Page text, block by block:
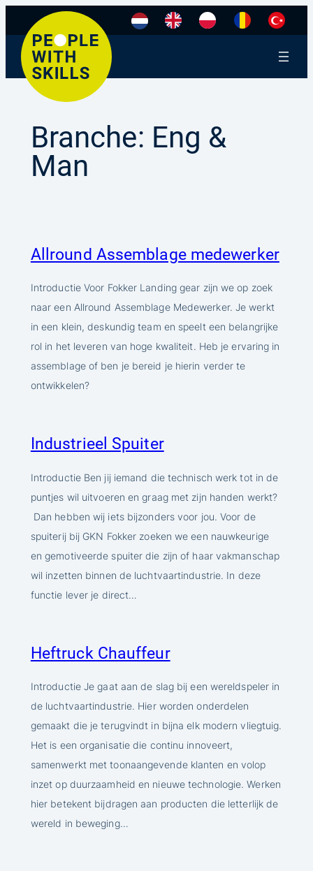
naar
inhoud
Branche: Eng &
Man
Allround Assemblage medewerker
Introductie Voor Fokker Landing gear zijn we op zoek
naar een Allround Assemblage Medewerker. Je werkt
in een klein, deskundig team en speelt een belangrijke
rol in het leveren van hoge kwaliteit. Heb je ervaring in
assemblage of ben je bereid je hierin verder te
ontwikkelen?
Industrieel Spuiter
Introductie Ben jij iemand die technisch werk tot in de
puntjes wil uitvoeren en graag met zijn handen werkt?
Dan hebben wij iets bijzonders voor jou. Voor de
spuiterij bij GKN Fokker zoeken we een nauwkeurige
en gemotiveerde spuiter die zijn of haar vakmanschap
wil inzetten binnen de luchtvaartindustrie. In deze
functie lever je direct…
Heftruck Chauffeur
Introductie Je gaat aan de slag bij een wereldspeler in
de luchtvaartindustrie. Hier worden onderdelen
gemaakt die je terugvindt in bijna elk modern vliegtuig.
Het is een organisatie die continu innoveert,
samenwerkt met toonaangevende klanten en volop
inzet op duurzaamheid en nieuwe technologie. Werken
hier betekent bijdragen aan producten die letterlijk de
wereld in beweging…